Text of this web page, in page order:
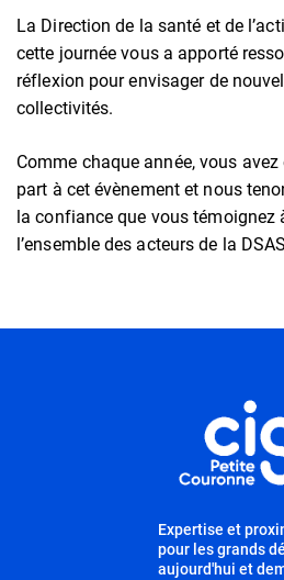
La Direction de la santé et de
cette journée vous a apporté
réflexion pour envisager de
collectivités.
Comme chaque année, vous
part à cet évènement et nous
la confiance que vous témoignez
l’ensemble des acteurs de la
Expertise et
pour les grands
aujourd'hui et